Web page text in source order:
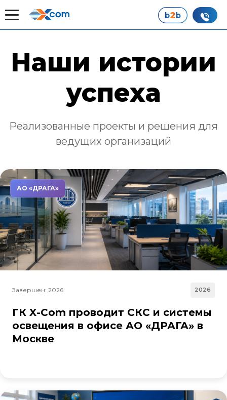
Главная Наши истории успеха
Наши истории
успеха
Реализованные проекты и решения для
ведущих организаций
АО «ДРАГА»
Завершен: 2026 2026
ГК X-Com проводит СКС и системы
освещения в офисе АО «ДРАГА» в
Москве